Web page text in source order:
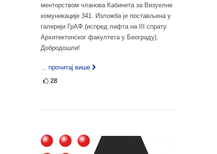
менторством чланова Кабинета за Визуелне
комуникације 341. Изложба је постављена у
галерији ГрАФ (испред лифта на III спрату
Архитектонског факултета у Београду).
Добродошли!
... прочитај више
28